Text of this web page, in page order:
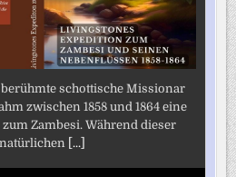
schottische Missionar
zwischen 1858 und 1864 eine
Zambesi. Während dieser
[...]